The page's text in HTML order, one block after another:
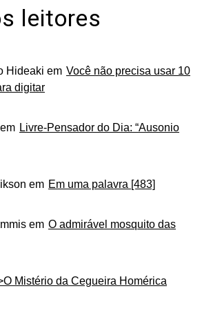
leitores
Hideaki em Você não precisa usar 10
digitar
em Livre-Pensador do Dia: “Ausonio
em Em uma palavra [483]
em O admirável mosquito das
Mistério da Cegueira Homérica